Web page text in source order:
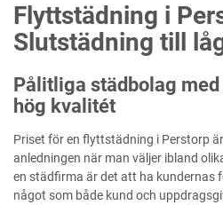
Flyttstädning i
Slutstädning till
Pålitliga städbolag
hög kvalitét
Priset för en flyttstädning i Perstorp
anledningen när man väljer ibland
en städfirma är det att ha kundernas
något som både kund och